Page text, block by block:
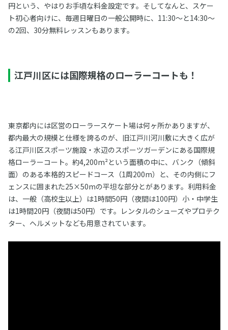
円という、やはりお手頃な料金設定です。そしてなんと、スケー
ト初心者向けに、毎週日曜日の一般公開時に、11:30～と14:30～
の2回、30分無料レッスンもあります。
江戸川区には国際規格のローラーコートも！
東京都内には区営のローラースケート場は何ヶ所かありますが、
都内最大の規模と仕様を誇るのが、旧江戸川河川敷に大きく広が
る江戸川区スポーツ施設・水辺のスポーツガーデンにある国際規
格ローラーコート。約4,200m²という面積の中に、バンク（傾斜
面）のある本格的スピードコース（1周200m）と、その内側にフ
ェンスに囲まれた25×50mの平坦な部分とがあります。利用料金
は、一般（高校生以上）は1時間50円（夜間は100円）小・中学生
は1時間20円（夜間は50円）です。レンタルのシューズやプロテク
ター、ヘルメットなども用意されています。